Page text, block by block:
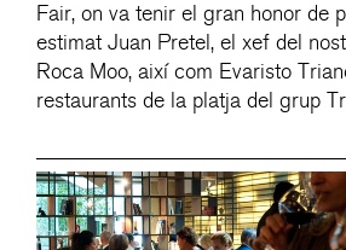
Fair, on va tenir el gran honor de
estimat Juan Pretel, el xef del
Roca Moo, així com Evaristo
restaurants de la platja del grup